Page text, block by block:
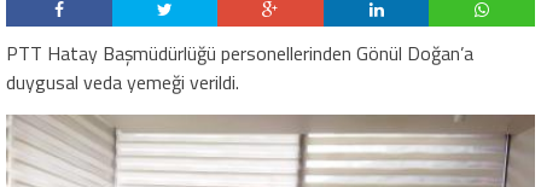
PTT Hatay Başmüdürlüğü personellerinden Gönül Doğan’a
duygusal veda yemeği verildi.